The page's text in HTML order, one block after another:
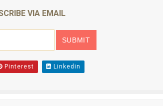
VIA EMAIL
Pinterest Linkedin